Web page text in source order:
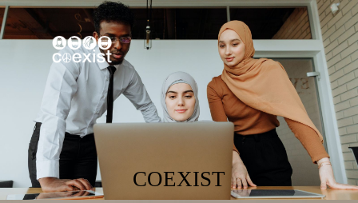
COEXIST